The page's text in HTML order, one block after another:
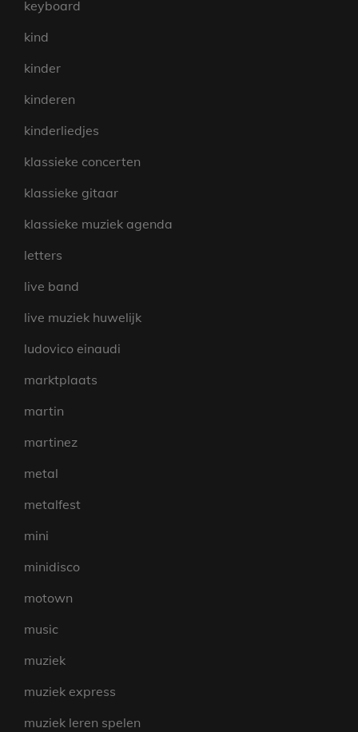
keyboard
kind
kinder
kinderen
kinderliedjes
klassieke concerten
klassieke gitaar
klassieke muziek agenda
letters
live band
live muziek huwelijk
ludovico einaudi
marktplaats
martin
martinez
metal
metalfest
mini
minidisco
motown
music
muziek
muziek express
muziek leren spelen